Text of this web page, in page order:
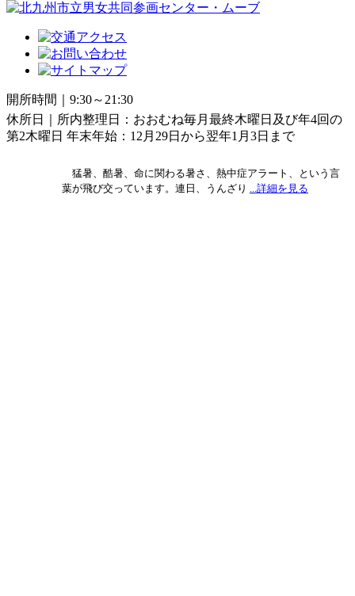
開所時間｜9:30～21:30
休所日｜所内整理日：おおむね毎月最終木曜日及び年4回の
第2木曜日 年末年始：12月29日から翌年1月3日まで
猛暑、酷暑、命に関わる暑さ、熱中症アラート、という言
葉が飛び交っています。連日、うんざり ...詳細を見る